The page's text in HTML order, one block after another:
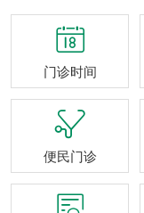

门诊时间

便民门诊